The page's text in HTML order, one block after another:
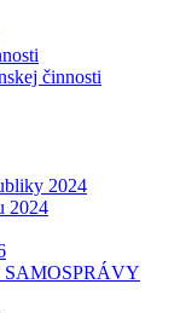
činnosti
2024
2024